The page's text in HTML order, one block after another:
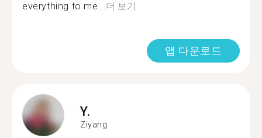
everything to me...더 보기
앱 다운로드
Y.
Ziyang